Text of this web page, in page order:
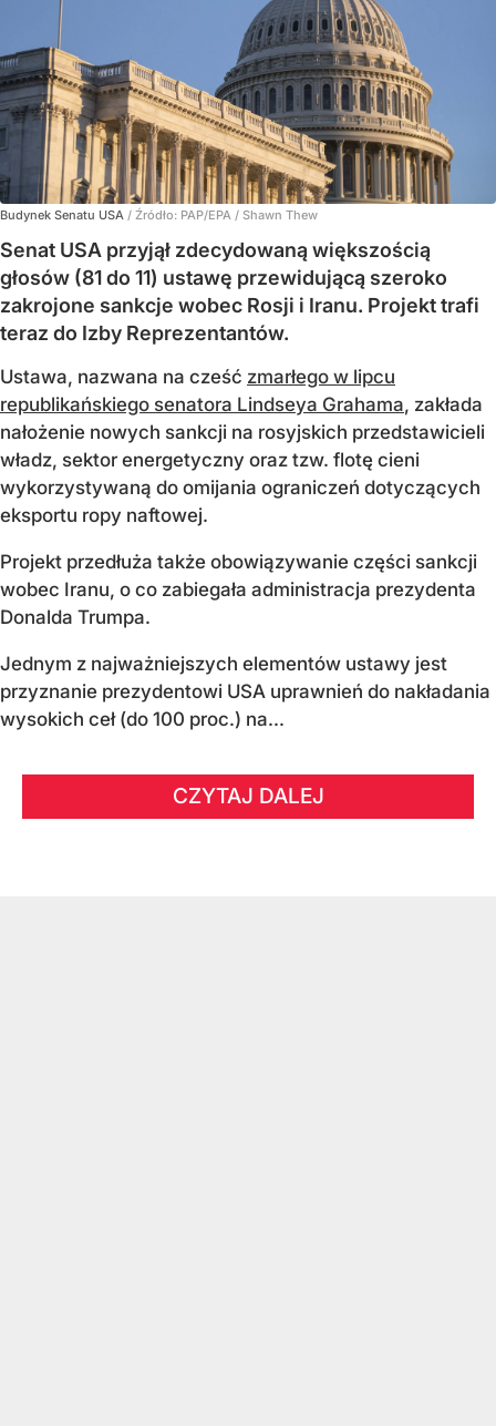
Budynek Senatu USA / Źródło: PAP/EPA / Shawn Thew
Senat USA przyjął zdecydowaną większością
głosów (81 do 11) ustawę przewidującą szeroko
zakrojone sankcje wobec Rosji i Iranu. Projekt trafi
teraz do Izby Reprezentantów.
Ustawa, nazwana na cześć zmarłego w lipcu
republikańskiego senatora Lindseya Grahama, zakłada
nałożenie nowych sankcji na rosyjskich przedstawicieli
władz, sektor energetyczny oraz tzw. flotę cieni
wykorzystywaną do omijania ograniczeń dotyczących
eksportu ropy naftowej.
Projekt przedłuża także obowiązywanie części sankcji
wobec Iranu, o co zabiegała administracja prezydenta
Donalda Trumpa.
Jednym z najważniejszych elementów ustawy jest
przyznanie prezydentowi USA uprawnień do nakładania
wysokich ceł (do 100 proc.) na...
CZYTAJ DALEJ